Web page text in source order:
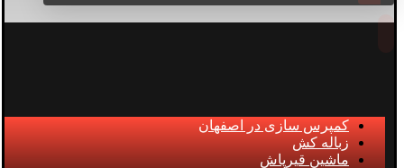
کمپرس سازی در اصفهان
زباله کش
ماشین قیرپاش